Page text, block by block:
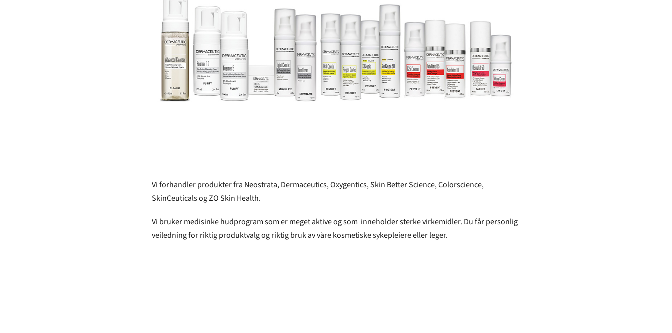
Vi forhandler produkter fra Neostrata, Dermaceutics, Oxygentics, Skin Better Science, Colorscience,
SkinCeuticals og ZO Skin Health.
Vi bruker medisinke hudprogram som er meget aktive og som inneholder sterke virkemidler. Du får personlig
veiledning for riktig produktvalg og riktig bruk av våre kosmetiske sykepleiere eller leger.